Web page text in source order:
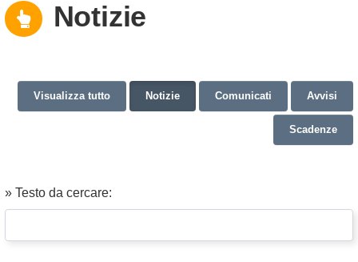
Notizie
Visualizza tutto Notizie Comunicati Avvisi
Scadenze
» Testo da cercare: